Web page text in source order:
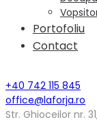
Portofoliu
Contact
+40 742 115 845
office@laforja.ro
Str. Ghioceilor nr.